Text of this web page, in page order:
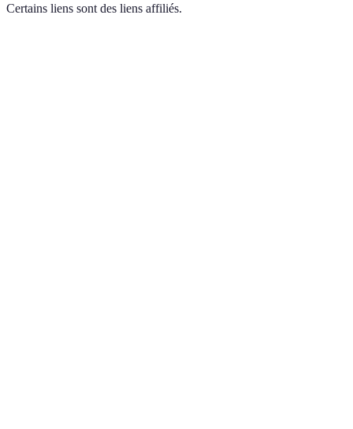
Certains liens sont des liens affiliés.